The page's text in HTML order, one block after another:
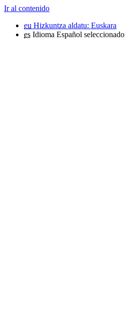
Ir al contenido
eu Hizkuntza aldatu: Euskara
es Idioma Español seleccionado